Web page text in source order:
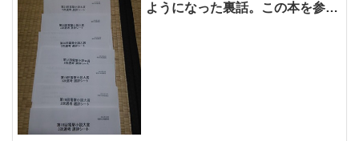
ようになった裏話。この本を参考